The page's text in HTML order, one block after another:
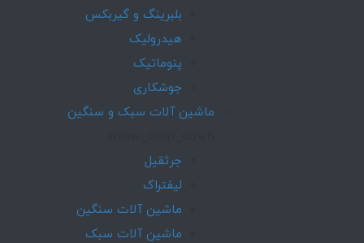
بلبرینگ و گیربکس
هیدرولیک
پنوماتیک
جوشکاری
ماشین آلات سبک و سنگین
جرثقیل
لیفتراک
ماشین آلات سنگین
ماشین آلات سبک